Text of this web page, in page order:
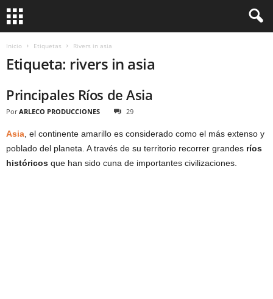
Inicio Etiquetas Rivers in asia
Etiqueta: rivers in asia
Principales Ríos de Asia
Por ARLECO PRODUCCIONES 29
Asia , el continente amarillo es considerado como el más extenso y
poblado del planeta. A través de su territorio recorrer grandes ríos
históricos que han sido cuna de importantes civilizaciones.